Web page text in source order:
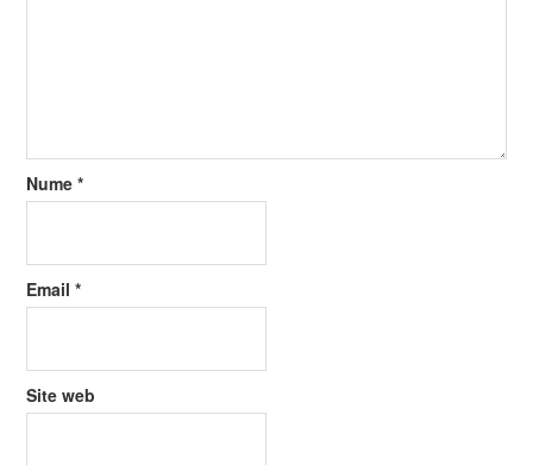
Nume*
Email*
Site web